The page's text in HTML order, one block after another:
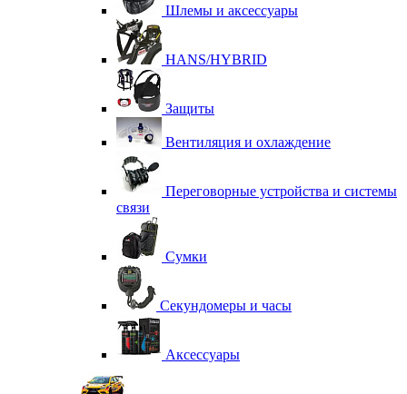
Шлемы и аксессуары
HANS/HYBRID
Защиты
Вентиляция и охлаждение
Переговорные устройства и системы
связи
Сумки
Секундомеры и часы
Аксессуары